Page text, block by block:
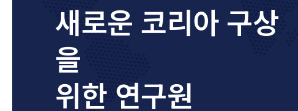
새로운 코리아 구상
을
위한 연구원